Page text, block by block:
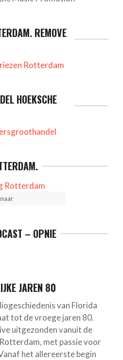
REMOVE
HOEKSCHE
– OPNIE
JAREN 80
van Florida
tot de vroege jaren 80.
uitgezonden vanuit de
met passie voor
het allereerste begin